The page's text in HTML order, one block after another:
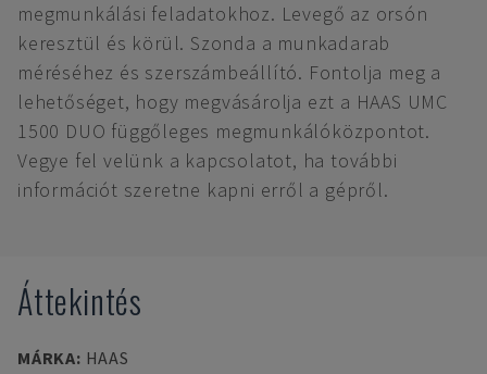
megmunkálási feladatokhoz. Levegő az orsón
keresztül és körül. Szonda a munkadarab
méréséhez és szerszámbeállító. Fontolja meg a
lehetőséget, hogy megvásárolja ezt a HAAS UMC
1500 DUO függőleges megmunkálóközpontot.
Vegye fel velünk a kapcsolatot, ha további
információt szeretne kapni erről a gépről.
Áttekintés
MÁRKA: HAAS